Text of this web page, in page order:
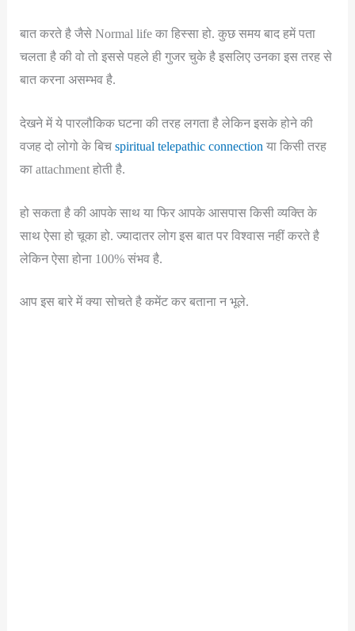
बात करते है जैसे Normal life का हिस्सा हो. कुछ समय बाद हमें पता
चलता है की वो तो इससे पहले ही गुजर चुके है इसलिए उनका इस तरह से
बात करना असम्भव है.
देखने में ये पारलौकिक घटना की तरह लगता है लेकिन इसके होने की
वजह दो लोगो के बिच spiritual telepathic connection या किसी तरह
का attachment होती है.
हो सकता है की आपके साथ या फिर आपके आसपास किसी व्यक्ति के
साथ ऐसा हो चूका हो. ज्यादातर लोग इस बात पर विश्वास नहीं करते है
लेकिन ऐसा होना 100% संभव है.
आप इस बारे में क्या सोचते है कमेंट कर बताना न भूले.